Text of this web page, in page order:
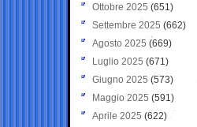
Ottobre 2025 (651)
Settembre 2025 (662)
Agosto 2025 (669)
Luglio 2025 (671)
Giugno 2025 (573)
Maggio 2025 (591)
Aprile 2025 (622)